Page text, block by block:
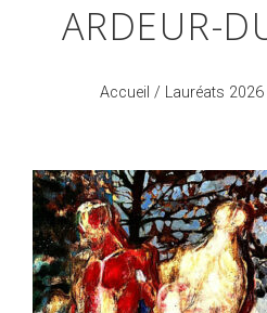
ARDEUR-
Accueil / Lauréats 2026